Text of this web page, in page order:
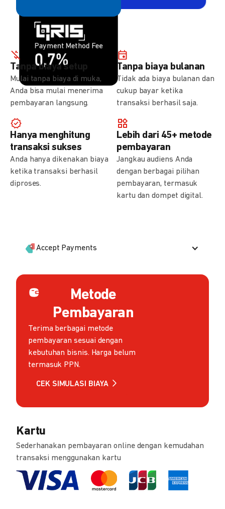
Payment Method Fee
0,7%
Payment Method Fee
1,5%
Tanpa biaya setup
Mulai tanpa biaya di muka,
Anda bisa mulai menerima
pembayaran langsung.
Tanpa biaya bulanan
Tidak ada biaya bulanan dan
cukup bayar ketika
transaksi berhasil saja.
Hanya menghitung
transaksi sukses
Anda hanya dikenakan biaya
ketika transaksi berhasil
diproses.
Lebih dari 45+ metode
pembayaran
Jangkau audiens Anda
dengan berbagai pilihan
pembayaran, termasuk
kartu dan dompet digital.
Accept Payments
Metode
Pembayaran
Terima berbagai metode
pembayaran sesuai dengan
kebutuhan bisnis. Harga belum
termasuk PPN.
CEK SIMULASI BIAYA
Kartu
Sederhanakan pembayaran online dengan kemudahan
transaksi menggunakan kartu